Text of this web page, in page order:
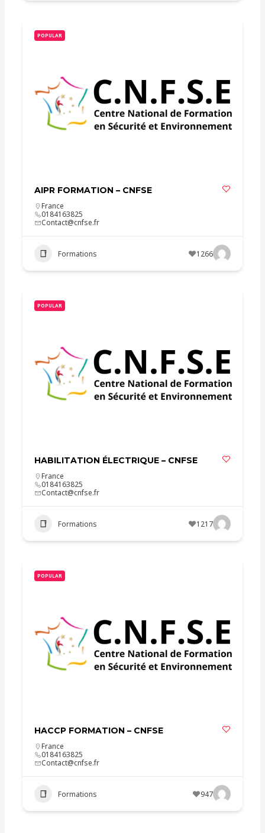
POPULAR
AIPR FORMATION – CNFSE
France
0184163825
Contact@cnfse.fr
Formations 1266
POPULAR
HABILITATION ÉLECTRIQUE – CNFSE
France
0184163825
Contact@cnfse.fr
Formations 1217
POPULAR
HACCP FORMATION – CNFSE
France
0184163825
Contact@cnfse.fr
Formations 947